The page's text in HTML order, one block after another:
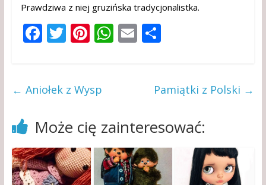
Prawdziwa z niej gruzińska tradycjonalistka.
F
b
o
k
T
er
Pi
e
W
p
p
E P
zi
si
ę
← Aniołek z Wysp Pamiątki z Polski →
Może cię zainteresować: